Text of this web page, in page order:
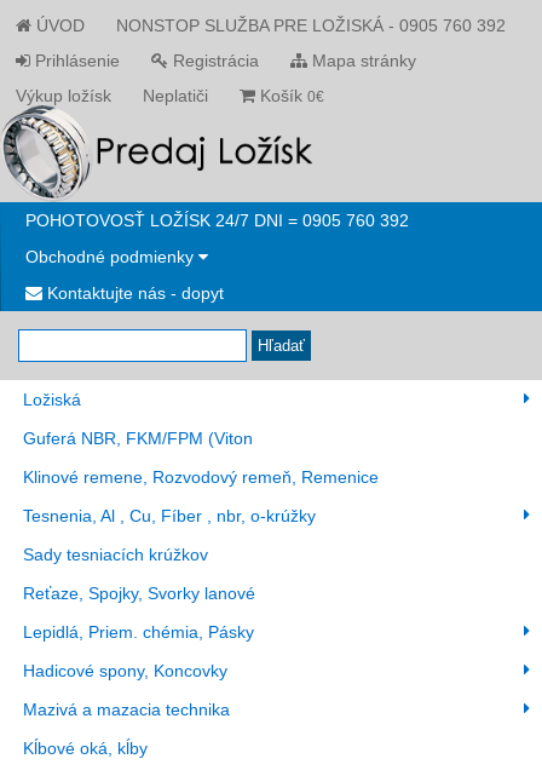
ÚVOD
NONSTOP SLUŽBA PRE LOŽISKÁ - 0905 760 392
Prihlásenie
Registrácia
Mapa stránky
Výkup ložísk
Neplatiči Košík 0€
POHOTOVOSŤ LOŽÍSK 24/7 DNI = 0905 760 392
Obchodné podmienky
Kontaktujte nás - dopyt
Hľadať
Ložiská
Guferá NBR, FKM/FPM (Viton
Klinové remene, Rozvodový remeň, Remenice
Tesnenia, Al , Cu, Fíber , nbr, o-krúžky
Sady tesniacích krúžkov
Reťaze, Spojky, Svorky lanové
Lepidlá, Priem. chémia, Pásky
Hadicové spony, Koncovky
Mazivá a mazacia technika
Kĺbové oká, kĺby